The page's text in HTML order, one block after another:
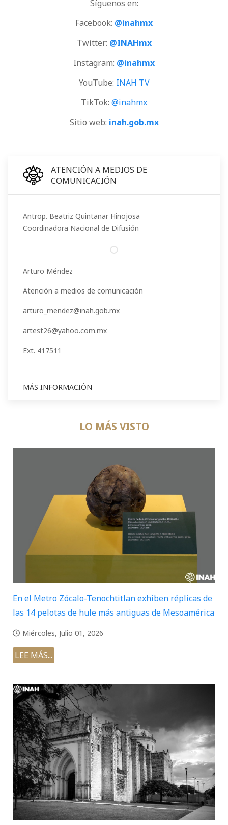
Síguenos en:
Facebook: @inahmx
Twitter: @INAHmx
Instagram: @inahmx
YouTube: INAH TV
TikTok: @inahmx
Sitio web: inah.gob.mx
ATENCIÓN A MEDIOS DE
COMUNICACIÓN
Antrop. Beatriz Quintanar Hinojosa
Coordinadora Nacional de Difusión
Arturo Méndez
Atención a medios de comunicación
arturo_mendez@inah.gob.mx
artest26@yahoo.com.mx
Ext. 417511
MÁS INFORMACIÓN
LO MÁS VISTO
En el Metro Zócalo-Tenochtitlan exhiben réplicas de
las 14 pelotas de hule más antiguas de Mesoamérica
Miércoles, Julio 01, 2026
LEE MÁS...